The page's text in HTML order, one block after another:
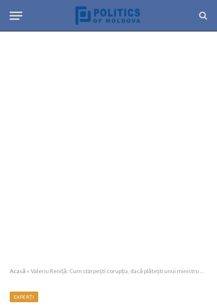
Acasă » Valeriu Reniță: Cum stârpești corupția, dacă plătești unui ministru un salariu mai mic decât a unui excavatorist?
EXPERȚI